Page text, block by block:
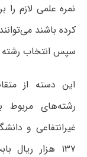
نمره علمی لازم
کرده باشند
سپس انتخاب رشته
این دسته از
رشته‌های مربوط
غیرانتفاعی و
۱۳۷ هزار